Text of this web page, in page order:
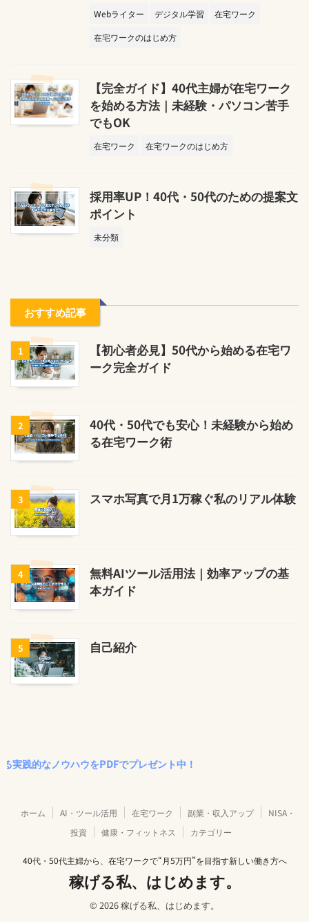
Webライター デジタル学習
在宅ワーク
在宅ワークのはじめ方
【完全ガイド】40代主婦が在宅ワーク
を始める方法｜未経験・パソコン苦手
でもOK
在宅ワーク 在宅ワークのはじめ方
採用率UP！40代・50代のための提案文
ポイント
未分類
おすすめ記事
1
【初心者必見】50代から始める在宅ワ
ーク完全ガイド
2
40代・50代でも安心！未経験から始め
る在宅ワーク術
3 スマホ写真で月1万稼ぐ私のリアル体験
4
無料AIツール活用法｜効率アップの基
本ガイド
5 自己紹介
ノウハウをPDFでプレゼント中！
ホーム AI・ツール活用 在宅ワーク 副業・収入アップ
NISA・
投資
健康・フィットネス カテゴリー
40代・50代主婦から、在宅ワークで“月5万円”を目指す新しい働き方へ
稼げる私、はじめます。
© 2026 稼げる私、はじめます。